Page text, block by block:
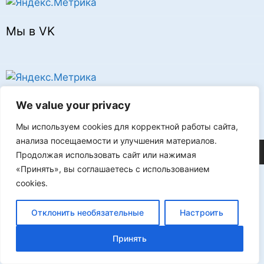
We value your privacy
Мы используем cookies для корректной работы сайта,
анализа посещаемости и улучшения материалов.
Продолжая использовать сайт или нажимая
«Принять», вы соглашаетесь с использованием
cookies.
Отклонить необязательные Настроить
Принять
Мы в VK
Реклама
©2026 FLProg